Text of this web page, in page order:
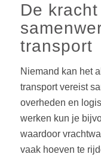
De
transport
Niemand kan het
transport vereist
overheden en
werken kun je
waardoor
vaak hoeven te